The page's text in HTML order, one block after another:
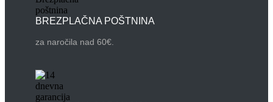
BREZPLAČNA POŠTNINA
za naročila nad 60€.